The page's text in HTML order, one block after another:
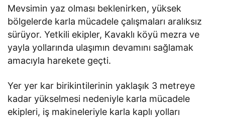
Mevsimin yaz olması beklenirken, yüksek
bölgelerde karla mücadele çalışmaları aralıksız
sürüyor. Yetkili ekipler, Kavaklı köyü mezra ve
yayla yollarında ulaşımın devamını sağlamak
amacıyla harekete geçti.
Yer yer kar birikintilerinin yaklaşık 3 metreye
kadar yükselmesi nedeniyle karla mücadele
ekipleri, iş makineleriyle karla kaplı yolları